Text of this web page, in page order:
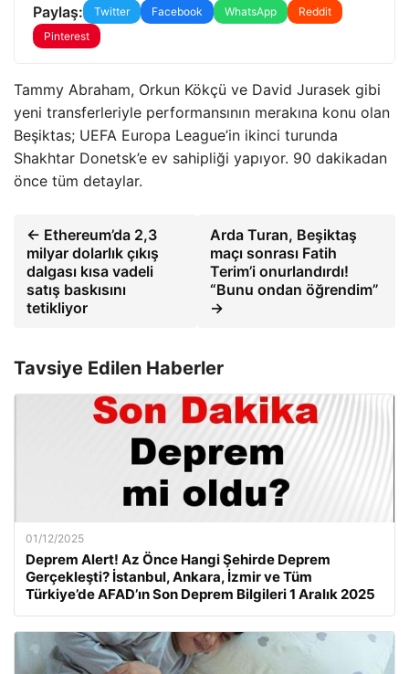
Paylaş: Twitter Facebook WhatsApp
Reddit
Pinterest
Tammy Abraham, Orkun Kökçü ve David Jurasek gibi
yeni transferleriyle performansının merakına konu olan
Beşiktas; UEFA Europa League’in ikinci turunda
Shakhtar Donetsk’e ev sahipliği yapıyor. 90 dakikadan
önce tüm detaylar.
← Ethereum’da 2,3
milyar dolarlık çıkış
dalgası kısa vadeli
satış baskısını
tetikliyor
Arda Turan, Beşiktaş
maçı sonrası Fatih
Terim’i onurlandırdı!
“Bunu ondan öğrendim”
→
Tavsiye Edilen Haberler
01/12/2025
Deprem Alert! Az Önce Hangi Şehirde Deprem
Gerçekleşti? İstanbul, Ankara, İzmir ve Tüm
Türkiye’de AFAD’ın Son Deprem Bilgileri 1 Aralık 2025